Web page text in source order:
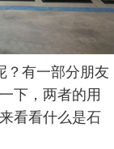
？有一部分朋友
下，两者的用
看看什么是石